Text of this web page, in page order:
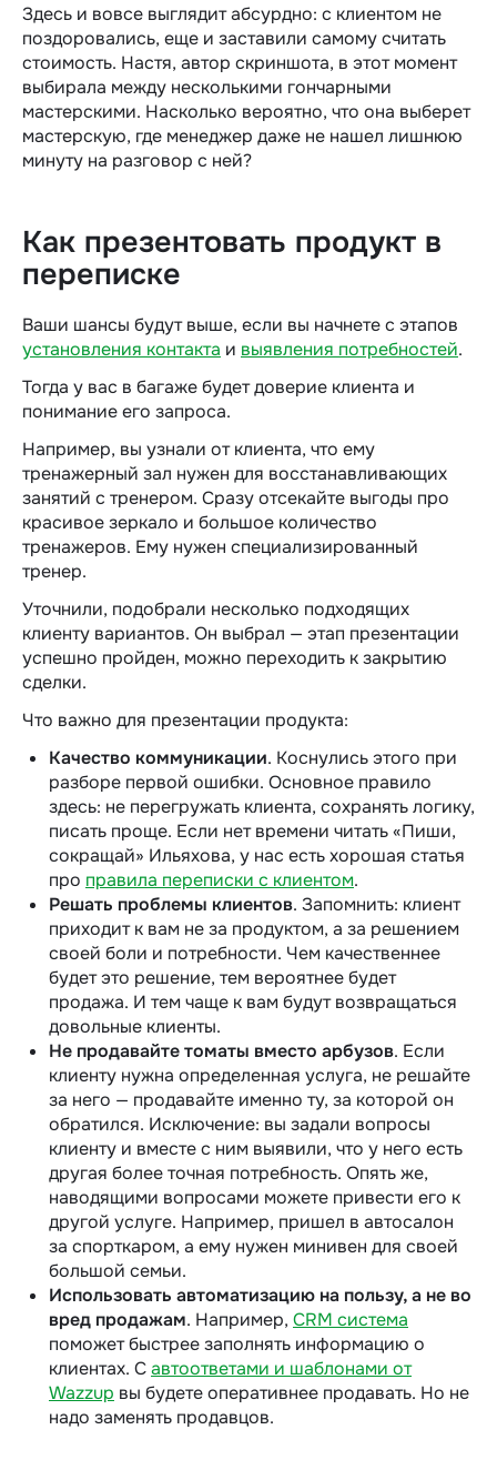
Здесь и вовсе выглядит абсурдно: с клиентом не
поздоровались, еще и заставили самому считать
стоимость. Настя, автор скриншота, в этот момент
выбирала между несколькими гончарными
мастерскими. Насколько вероятно, что она выберет
мастерскую, где менеджер даже не нашел лишнюю
минуту на разговор с ней?
Как презентовать продукт в
переписке
Ваши шансы будут выше, если вы начнете с этапов
установления контакта и выявления потребностей.
Тогда у вас в багаже будет доверие клиента и
понимание его запроса.
Например, вы узнали от клиента, что ему
тренажерный зал нужен для восстанавливающих
занятий с тренером. Сразу отсекайте выгоды про
красивое зеркало и большое количество
тренажеров. Ему нужен специализированный
тренер.
Уточнили, подобрали несколько подходящих
клиенту вариантов. Он выбрал — этап презентации
успешно пройден, можно переходить к закрытию
сделки.
Что важно для презентации продукта:
Качество коммуникации. Коснулись этого при
разборе первой ошибки. Основное правило
здесь: не перегружать клиента, сохранять логику,
писать проще. Если нет времени читать «Пиши,
сокращай» Ильяхова, у нас есть хорошая статья
про правила переписки с клиентом.
Решать проблемы клиентов. Запомнить: клиент
приходит к вам не за продуктом, а за решением
своей боли и потребности. Чем качественнее
будет это решение, тем вероятнее будет
продажа. И тем чаще к вам будут возвращаться
довольные клиенты.
Не продавайте томаты вместо арбузов. Если
клиенту нужна определенная услуга, не решайте
за него — продавайте именно ту, за которой он
обратился. Исключение: вы задали вопросы
клиенту и вместе с ним выявили, что у него есть
другая более точная потребность. Опять же,
наводящими вопросами можете привести его к
другой услуге. Например, пришел в автосалон
за спорткаром, а ему нужен минивен для своей
большой семьи.
Использовать автоматизацию на пользу, а не во
вред продажам. Например, CRM система
поможет быстрее заполнять информацию о
клиентах. Савтоответами и шаблонами от
Wazzup вы будете оперативнее продавать. Но не
надо заменять продавцов.